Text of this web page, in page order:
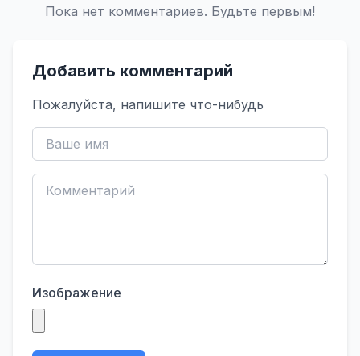
Пока нет комментариев. Будьте первым!
Добавить комментарий
Пожалуйста, напишите что-нибудь
Изображение